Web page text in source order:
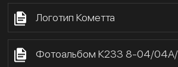
Логотип Кометта
Фотоальбом К233 8-04/